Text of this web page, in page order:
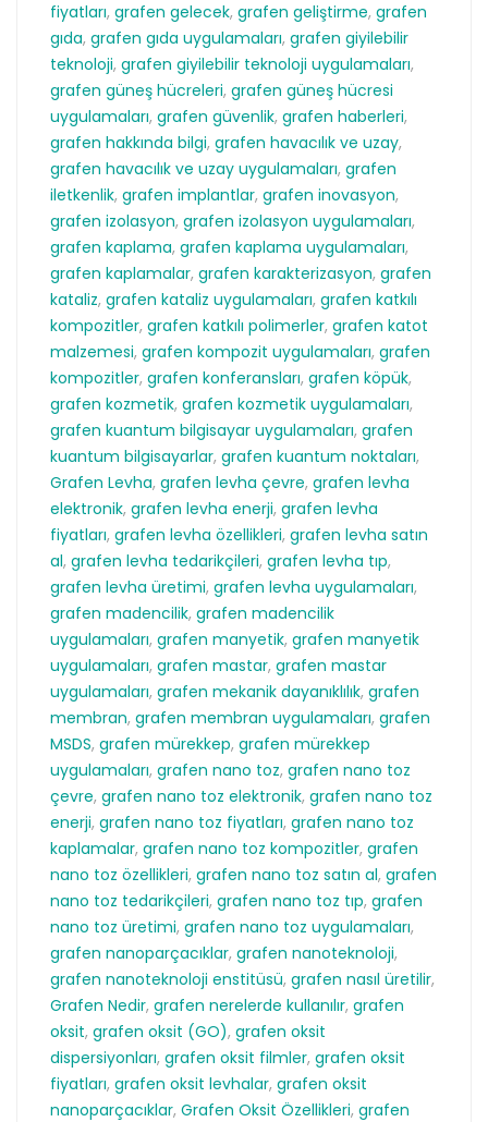
fiyatları, grafen gelecek, grafen geliştirme, grafen
gıda, grafen gıda uygulamaları, grafen giyilebilir
teknoloji, grafen giyilebilir teknoloji uygulamaları,
grafen güneş hücreleri, grafen güneş hücresi
uygulamaları, grafen güvenlik, grafen haberleri,
grafen hakkında bilgi, grafen havacılık ve uzay,
grafen havacılık ve uzay uygulamaları, grafen
iletkenlik, grafen implantlar, grafen inovasyon,
grafen izolasyon, grafen izolasyon uygulamaları,
grafen kaplama, grafen kaplama uygulamaları,
grafen kaplamalar, grafen karakterizasyon, grafen
kataliz, grafen kataliz uygulamaları, grafen katkılı
kompozitler, grafen katkılı polimerler, grafen katot
malzemesi, grafen kompozit uygulamaları, grafen
kompozitler, grafen konferansları, grafen köpük,
grafen kozmetik, grafen kozmetik uygulamaları,
grafen kuantum bilgisayar uygulamaları, grafen
kuantum bilgisayarlar, grafen kuantum noktaları,
Grafen Levha, grafen levha çevre, grafen levha
elektronik, grafen levha enerji, grafen levha
fiyatları, grafen levha özellikleri, grafen levha satın
al, grafen levha tedarikçileri, grafen levha tıp,
grafen levha üretimi, grafen levha uygulamaları,
grafen madencilik, grafen madencilik
uygulamaları, grafen manyetik, grafen manyetik
uygulamaları, grafen mastar, grafen mastar
uygulamaları, grafen mekanik dayanıklılık, grafen
membran, grafen membran uygulamaları, grafen
MSDS, grafen mürekkep, grafen mürekkep
uygulamaları, grafen nano toz, grafen nano toz
çevre, grafen nano toz elektronik, grafen nano toz
enerji, grafen nano toz fiyatları, grafen nano toz
kaplamalar, grafen nano toz kompozitler, grafen
nano toz özellikleri, grafen nano toz satın al, grafen
nano toz tedarikçileri, grafen nano toz tıp, grafen
nano toz üretimi, grafen nano toz uygulamaları,
grafen nanoparçacıklar, grafen nanoteknoloji,
grafen nanoteknoloji enstitüsü, grafen nasıl üretilir,
Grafen Nedir, grafen nerelerde kullanılır, grafen
oksit, grafen oksit (GO), grafen oksit
dispersiyonları, grafen oksit filmler, grafen oksit
fiyatları, grafen oksit levhalar, grafen oksit
nanoparçacıklar, Grafen Oksit Özellikleri, grafen